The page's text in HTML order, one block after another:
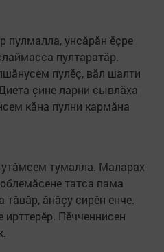
пулмалла, унсăрăн ӗçре
пултаратăр.
пулӗç, вăл шалти
çине ларни сывлăха
кăна пулни кармăна
тумалла. Маларах
татса пама
ăнăçу сирӗн енче.
Пӗчченнисен